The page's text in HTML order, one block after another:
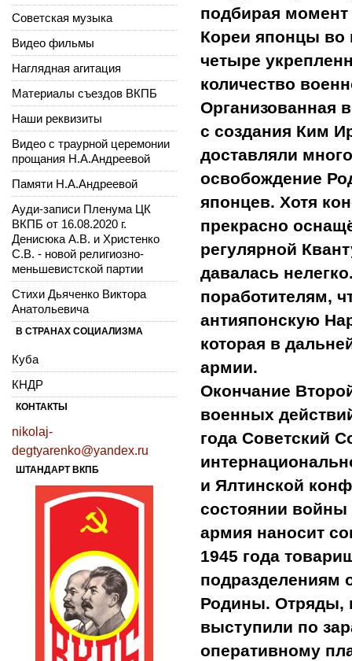
подбирая момент
Кореи японцы во
четыре
количество
Организованная
с создания Ким
доставляли
освобождение
японцев. Хотя
прекрасно
регулярной
давалась
поработителям,
антияпонскую
которая в
армии.
Окончание
военных
года Советский
и Ялтинской
состоянии
армия наносит
1945 года
подразделениям
Родины. Отряды,
выступили по
оперативному
Советская музыка
Видео фильмы
Наглядная агитация
Материалы съездов ВКПБ
Наши реквизиты
Видео с траурной церемонии
прощания Н.А.Андреевой
Памяти Н.А.Андреевой
Ауди-записи Пленума ЦК
ВКПБ от 16.08.2020 г.
Денисюка А.В. и Христенко
С.В. - новой религиозно-
меньшевистской партии
Стихи Дьяченко Виктора
Анатольевича
В СТРАНАХ СОЦИАЛИЗМА
Куба
КНДР
КОНТАКТЫ
nikolaj-
degtyarenko@yandex.ru
ШТАНДАРТ ВКПБ